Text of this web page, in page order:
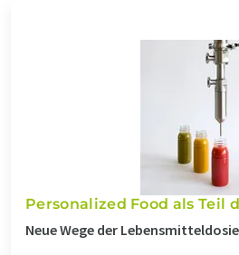
Personalized Food als Teil
Neue Wege der